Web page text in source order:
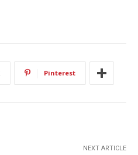
Pinterest
NEXT ARTICLE